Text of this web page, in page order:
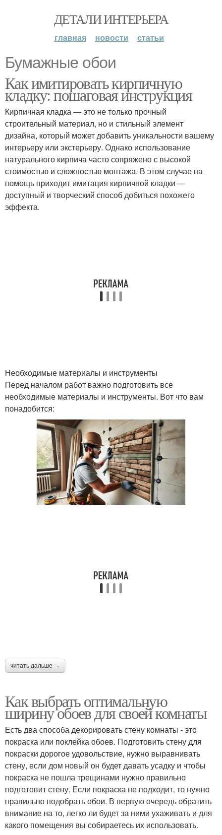
ДЕТАЛИ ИНТЕРЬЕРА
главная новости статьи
Бумажные обои
Как имитировать кирпичную
кладку: пошаговая инструкция
Кирпичная кладка — это не только прочный
строительный материал, но и стильный элемент
дизайна, который может добавить уникальности вашему
интерьеру или экстерьеру. Однако использование
натурального кирпича часто сопряжено с высокой
стоимостью и сложностью монтажа. В этом случае на
помощь приходит имитация кирпичной кладки —
доступный и творческий способ добиться похожего
эффекта.
Необходимые материалы и инструменты
Перед началом работ важно подготовить все
необходимые материалы и инструменты. Вот что вам
понадобится:
читать дальше →
Как выбрать оптимальную
ширину обоев для своей комнаты
Есть два способа декорировать стену комнаты - это
покраска или поклейка обоев. Подготовить стену для
покраски дорогое удовольствие, нужно выравнивать
стену, если дом новый он будет давать усадку и чтобы
покраска не пошла трещинами нужно правильно
подготовит стену. Если покраска не подходит, то нужно
правильно подобрать обои. В первую очередь обратить
внимание на то, легко ли будет за ними ухаживать и для
какого помещения вы собираетесь их использовать.